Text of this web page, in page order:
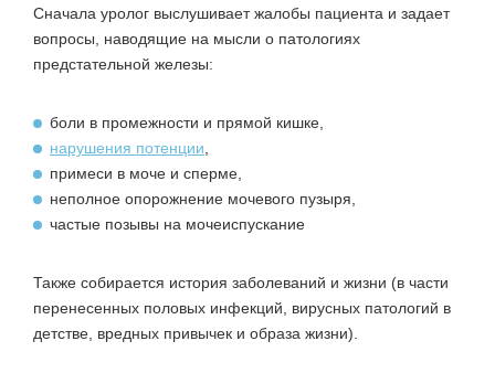
Сначала уролог выслушивает жалобы пациента и задает
вопросы, наводящие на мысли о патологиях
предстательной железы:
боли в промежности и прямой кишке,
нарушения потенции
примеси в моче и сперме,
неполное опорожнение мочевого пузыря,
частые позывы на мочеиспускание
Также собирается история заболеваний и жизни (в части
перенесенных половых инфекций, вирусных патологий в
детстве, вредных привычек и образа жизни).